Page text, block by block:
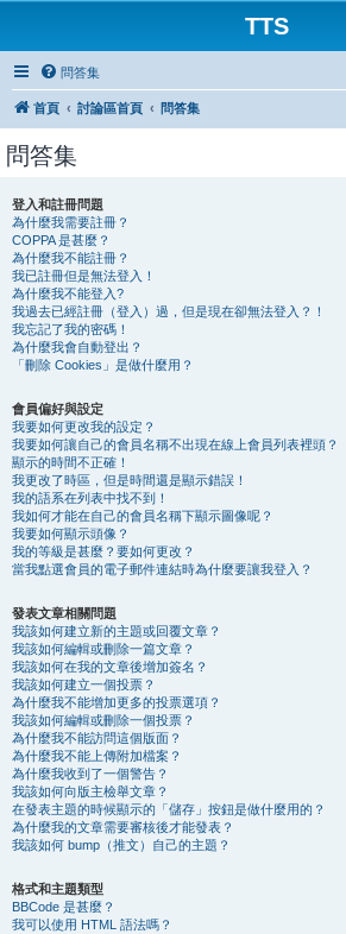
TTS
問答集
首頁 討論區首頁 問答集
問答集
登入和註冊問題
為什麼我需要註冊？
COPPA 是甚麼？
為什麼我不能註冊？
我已註冊但是無法登入！
為什麼我不能登入?
我過去已經註冊（登入）過，但是現在卻無法登入？！
我忘記了我的密碼！
為什麼我會自動登出？
「刪除 Cookies」是做什麼用？
會員偏好與設定
我要如何更改我的設定？
我要如何讓自己的會員名稱不出現在線上會員列表裡頭？
顯示的時間不正確！
我更改了時區，但是時間還是顯示錯誤！
我的語系在列表中找不到！
我如何才能在自己的會員名稱下顯示圖像呢？
我要如何顯示頭像？
我的等級是甚麼？要如何更改？
當我點選會員的電子郵件連結時為什麼要讓我登入？
發表文章相關問題
我該如何建立新的主題或回覆文章？
我該如何編輯或刪除一篇文章？
我該如何在我的文章後增加簽名？
我該如何建立一個投票？
為什麼我不能增加更多的投票選項？
我該如何編輯或刪除一個投票？
為什麼我不能訪問這個版面？
為什麼我不能上傳附加檔案？
為什麼我收到了一個警告？
我該如何向版主檢舉文章？
在發表主題的時候顯示的「儲存」按鈕是做什麼用的？
為什麼我的文章需要審核後才能發表？
我該如何 bump（推文）自己的主題？
格式和主題類型
BBCode 是甚麼？
我可以使用 HTML 語法嗎？